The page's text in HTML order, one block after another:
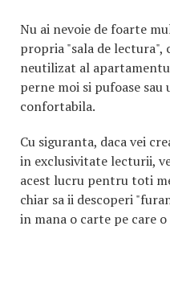
Nu ai nevoie de foarte
propria "sala de lectura",
neutilizat al
perne moi si pufoase sau
confortabila.
Cu siguranta, daca vei
in exclusivitate lecturii,
acest lucru pentru toti
chiar sa ii descoperi
in mana o carte pe care